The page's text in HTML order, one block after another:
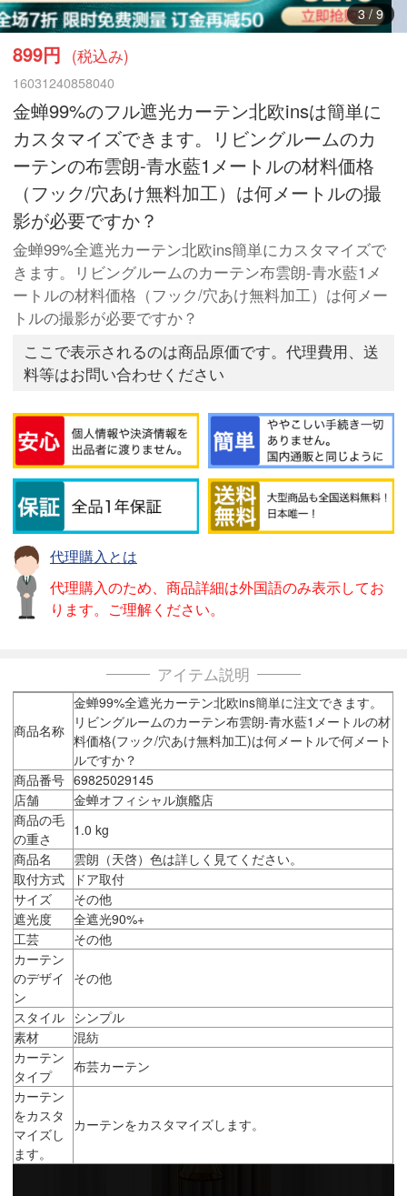
3/ 9
899円 (税込み)
16031240858040
金蝉99%のフル遮光カーテン北欧insは簡単に
カスタマイズできます。リビングルームのカ
ーテンの布雲朗-青水藍1メートルの材料価格
（フック/穴あけ無料加工）は何メートルの撮
影が必要ですか？
金蝉99%全遮光カーテン北欧ins簡単にカスタマイズで
きます。リビングルームのカーテン布雲朗-青水藍1メ
ートルの材料価格（フック/穴あけ無料加工）は何メー
トルの撮影が必要ですか？
ここで表示されるのは商品原価です。代理費用、送
料等はお問い合わせください
代理購入とは
代理購入のため、商品詳細は外国語のみ表示してお
ります。ご理解ください。
アイテム説明
商品名称
金蝉99%全遮光カーテン北欧ins簡単に注文できます。
リビングルームのカーテン布雲朗-青水藍1メートルの材
料価格(フック/穴あけ無料加工)は何メートルで何メート
ルですか？
商品番号 69825029145
店舗
金蝉オフィシャル旗艦店
商品の毛
の重さ
1.0 kg
商品名
雲朗（天啓）色は詳しく見てください。
取付方式
ドア取付
サイズ
その他
遮光度
全遮光90%+
工芸
その他
カーテン
のデザイ
ン
その他
スタイル シンプル
素材
混紡
カーテン
タイプ
布芸カーテン
カーテン
をカスタ
マイズし
ます。
カーテンをカスタマイズします。